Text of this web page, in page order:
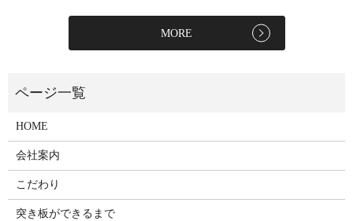
MORE
HOME
会社案内
こだわり
突き板ができるまで